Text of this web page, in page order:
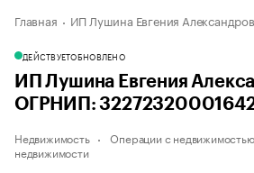
Главная ИП Лушина Евгения
ДЕЙСТВУЕТОБНОВЛЕНО
ИП Лушина Евгения
ОГРНИП:
Недвижимость Операции с недвижимостью
недвижимости